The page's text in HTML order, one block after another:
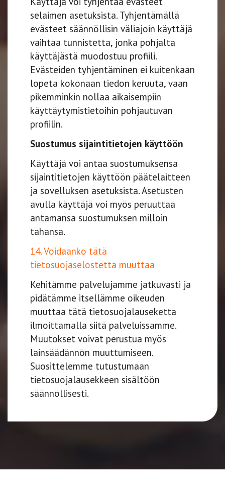
selaimen asetuksista. Tyhjentämällä
evästeet säännöllisin väliajoin käyttäjä
vaihtaa tunnistetta, jonka pohjalta
käyttäjästä muodostuu profiili.
Evästeiden tyhjentäminen ei kuitenkaan
lopeta kokonaan tiedon keruuta, vaan
pikemminkin nollaa aikaisempiin
käyttäytymistietoihin pohjautuvan
profiilin.
Suostumus sijaintitietojen käyttöön
Käyttäjä voi antaa suostumuksensa
sijaintitietojen käyttöön päätelaitteen
ja sovelluksen asetuksista. Asetusten
avulla käyttäjä voi myös peruuttaa
antamansa suostumuksen milloin
tahansa.
14. Voidaanko tätä
tietosuojaselostetta muuttaa
Kehitämme palvelujamme jatkuvasti ja
pidätämme itsellämme oikeuden
muuttaa tätä tietosuojalauseketta
ilmoittamalla siitä palveluissamme.
Muutokset voivat perustua myös
lainsäädännön muuttumiseen.
Suosittelemme tutustumaan
tietosuojalausekkeen sisältöön
säännöllisesti.